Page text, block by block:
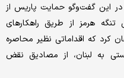
در این گفت‌وگو حمایت پاریس از
هرمز از طریق راهکارهای
کرد که اقداماتی نظیر محاصره
به لبنان، از مصادیق نقض